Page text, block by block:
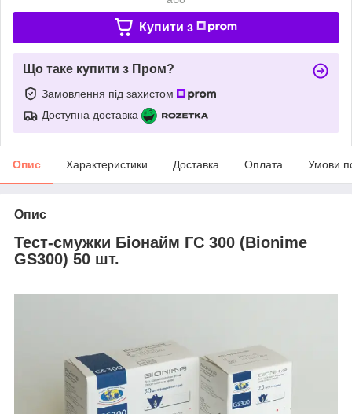
Купити з
Що таке купити з Пром?
Замовлення під захистом
Доступна доставка
Опис Характеристики Доставка Оплата Умови
Опис
Тест-смужки Біонайм ГС 300 (Bionime
GS300) 50 шт.